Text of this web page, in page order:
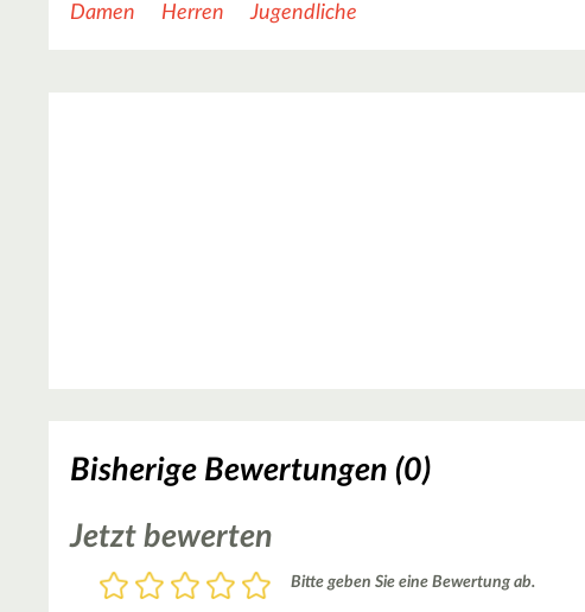
Damen Herren Jugendliche
Bisherige Bewertungen (0)
Jetzt bewerten
Bewertung
5
4
3
2
1
Bitte geben Sie eine Bewertung ab.